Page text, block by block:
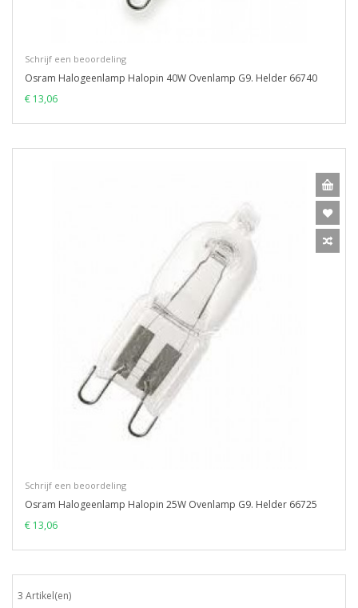
Schrijf een beoordeling
Osram Halogeenlamp Halopin 40W Ovenlamp G9. Helder 66740
€ 13,06
Schrijf een beoordeling
Osram Halogeenlamp Halopin 25W Ovenlamp G9. Helder 66725
€ 13,06
3 Artikel(en)